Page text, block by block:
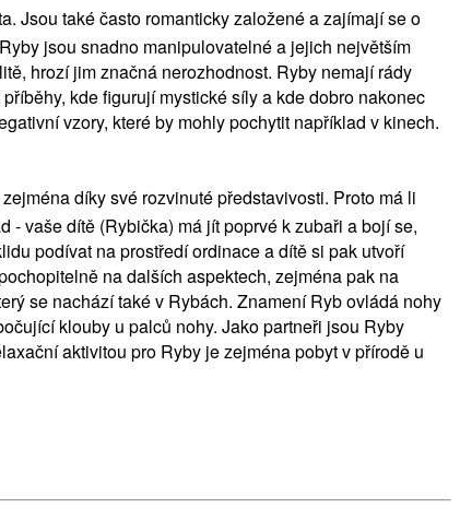
Jsou také často romanticky založené a zajímají se o
jsou snadno manipulovatelné a jejich největším
hrozí jim značná nerozhodnost. Ryby nemají rády
kde figurují mystické síly a kde dobro nakonec
vzory, které by mohly pochytit například v kinech.
díky své rozvinuté představivosti. Proto má li
- vaše dítě (Rybička) má jít poprvé k zubaři a bojí se,
podívat na prostředí ordinace a dítě si pak utvoří
na dalších aspektech, zejména pak na
se nachází také v Rybách. Znamení Ryb ovládá nohy
klouby u palců nohy. Jako partneři jsou Ryby
aktivitou pro Ryby je zejména pobyt v přírodě u